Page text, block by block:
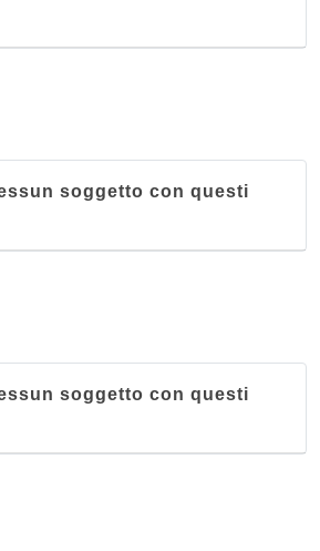
soggetto con questi
soggetto con questi